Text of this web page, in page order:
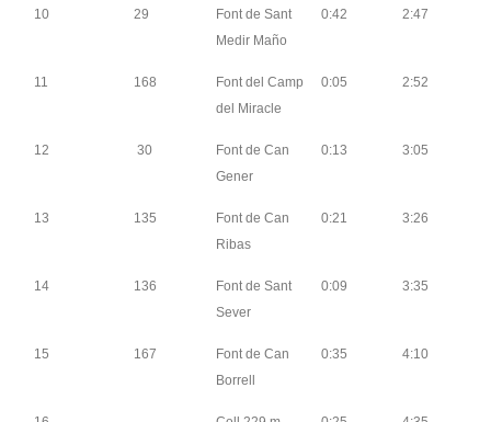
10 29
Font de Sant
Medir Maño
0:42 2:47
11 168
Font del Camp
del Miracle
0:05 2:52
12 30
Font de Can
Gener
0:13 3:05
13 135
Font de Can
Ribas
0:21 3:26
14 136
Font de Sant
Sever
0:09 3:35
15 167
Font de Can
Borrell
0:35 4:10